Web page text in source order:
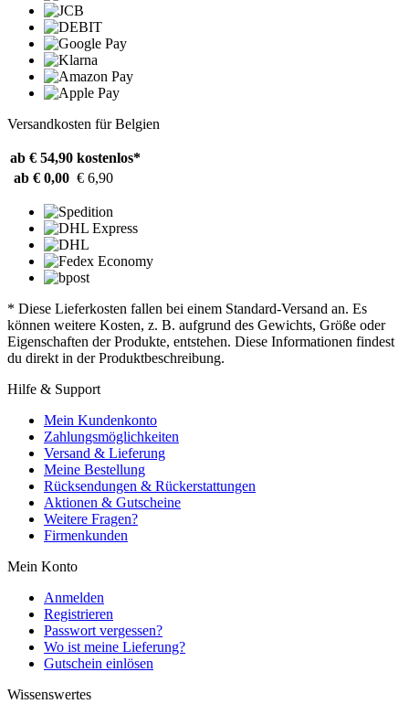
Versandkosten für Belgien
ab € 54,90 kostenlos*
ab € 0,00 € 6,90
* Diese Lieferkosten fallen bei einem Standard-Versand an. Es
können weitere Kosten, z. B. aufgrund des Gewichts, Größe oder
Eigenschaften der Produkte, entstehen. Diese Informationen findest
du direkt in der Produktbeschreibung.
Hilfe & Support
Mein Kundenkonto
Zahlungsmöglichkeiten
Versand & Lieferung
Meine Bestellung
Rücksendungen & Rückerstattungen
Aktionen & Gutscheine
Weitere Fragen?
Firmenkunden
Mein Konto
Anmelden
Registrieren
Passwort vergessen?
Wo ist meine Lieferung?
Gutschein einlösen
Wissenswertes